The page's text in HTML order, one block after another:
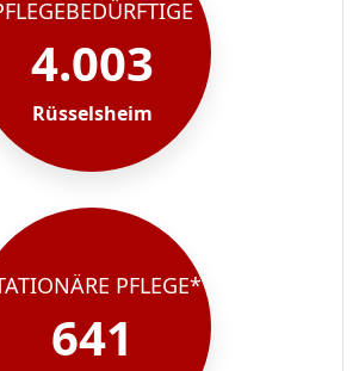
4.003
Rüsselsheim
PFLEGE*
641